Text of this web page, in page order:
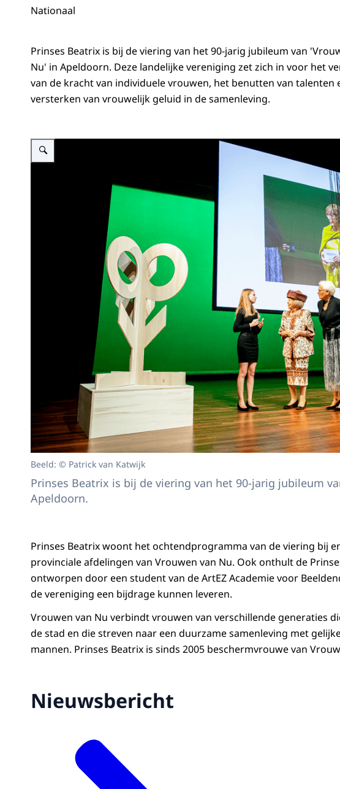
Nationaal
Prinses Beatrix is bij de viering van het 90-jarig jubileum van
Nu' in Apeldoorn. Deze landelijke vereniging zet zich in voor het
van de kracht van individuele vrouwen, het benutten van talenten
versterken van vrouwelijk geluid in de samenleving.
Vergroot afbeelding Prinses Beatrix is bij de viering van het 90-jarig jubileum van
Beeld: © Patrick van Katwijk
Prinses Beatrix is bij de viering van het 90-jarig jubileum
Apeldoorn.
Prinses Beatrix woont het ochtendprogramma van de viering bij
provinciale afdelingen van Vrouwen van Nu. Ook onthult de
ontworpen door een student van de ArtEZ Academie voor
de vereniging een bijdrage kunnen leveren.
Vrouwen van Nu verbindt vrouwen van verschillende generaties
de stad en die streven naar een duurzame samenleving met
mannen. Prinses Beatrix is sinds 2005 beschermvrouwe van
Nieuwsbericht